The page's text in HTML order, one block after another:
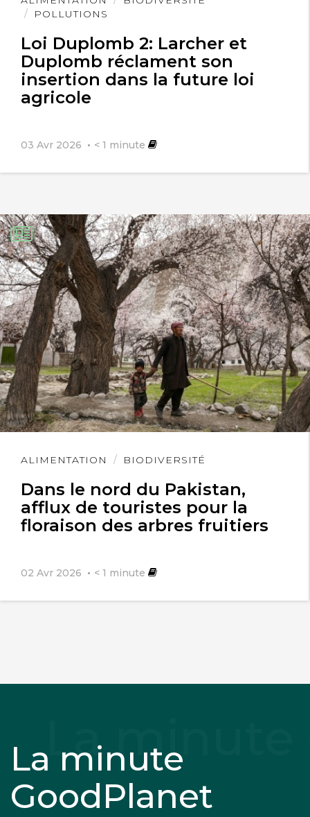
POLLUTIONS
Loi Duplomb 2: Larcher et
Duplomb réclament son
insertion dans la future loi
agricole
03 Avr 2026 < 1 minute
l'article
ALIMENTATION BIODIVERSITÉ
Dans le nord du Pakistan,
afflux de touristes pour la
floraison des arbres fruitiers
02 Avr 2026 < 1 minute
Lire
La minute
GoodPlanet